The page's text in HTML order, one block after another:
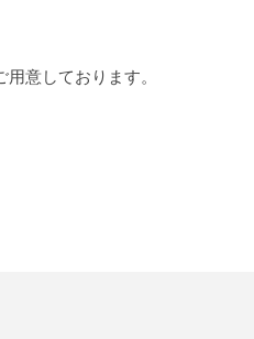
用意しております。